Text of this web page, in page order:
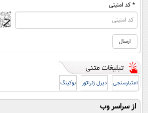
* کد امنیتی
اعتبارسنجی دیزل ژنراتور بوکینگ
از سراسر وب